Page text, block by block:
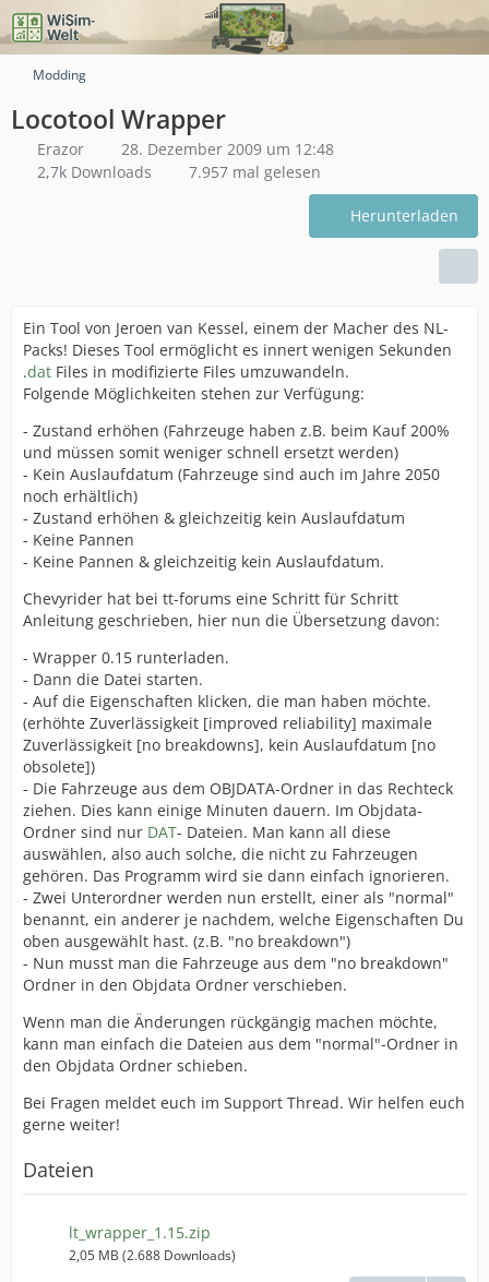
Modding
Locotool Wrapper
Erazor
28. Dezember 2009 um 12:48
2,7k Downloads
7.957 mal gelesen
Herunterladen
Ein Tool von Jeroen van Kessel, einem der Macher des NL-
Packs! Dieses Tool ermöglicht es innert wenigen Sekunden
.dat Files in modifizierte Files umzuwandeln.
Folgende Möglichkeiten stehen zur Verfügung:
- Zustand erhöhen (Fahrzeuge haben z.B. beim Kauf 200%
und müssen somit weniger schnell ersetzt werden)
- Kein Auslaufdatum (Fahrzeuge sind auch im Jahre 2050
noch erhältlich)
- Zustand erhöhen & gleichzeitig kein Auslaufdatum
- Keine Pannen
- Keine Pannen & gleichzeitig kein Auslaufdatum.
Chevyrider hat bei tt-forums eine Schritt für Schritt
Anleitung geschrieben, hier nun die Übersetzung davon:
- Wrapper 0.15 runterladen.
- Dann die Datei starten.
- Auf die Eigenschaften klicken, die man haben möchte.
(erhöhte Zuverlässigkeit [improved reliability] maximale
Zuverlässigkeit [no breakdowns], kein Auslaufdatum [no
obsolete])
- Die Fahrzeuge aus dem OBJDATA-Ordner in das Rechteck
ziehen. Dies kann einige Minuten dauern. Im Objdata-
Ordner sind nur DAT- Dateien. Man kann all diese
auswählen, also auch solche, die nicht zu Fahrzeugen
gehören. Das Programm wird sie dann einfach ignorieren.
- Zwei Unterordner werden nun erstellt, einer als "normal"
benannt, ein anderer je nachdem, welche Eigenschaften Du
oben ausgewählt hast. (z.B. "no breakdown")
- Nun musst man die Fahrzeuge aus dem "no breakdown"
Ordner in den Objdata Ordner verschieben.
Wenn man die Änderungen rückgängig machen möchte,
kann man einfach die Dateien aus dem "normal"-Ordner in
den Objdata Ordner schieben.
Bei Fragen meldet euch im Support Thread. Wir helfen euch
gerne weiter!
Dateien
lt_wrapper_1.15.zip
2,05 MB (2.688 Downloads)